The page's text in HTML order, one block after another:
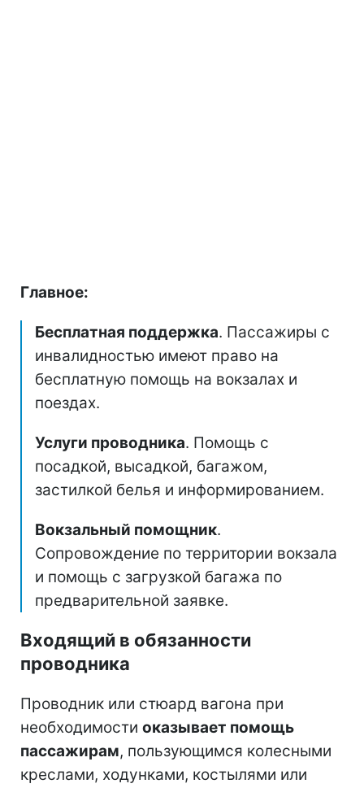
Главное:
Бесплатная поддержка. Пассажиры с
инвалидностью имеют право на
бесплатную помощь на вокзалах и
поездах.
Услуги проводника. Помощь с
посадкой, высадкой, багажом,
застилкой белья и информированием.
Вокзальный помощник.
Сопровождение по территории вокзала
и помощь с загрузкой багажа по
предварительной заявке.
Входящий в обязанности
проводника
Проводник или стюард вагона при
необходимости оказывает помощь
пассажирам, пользующимся колесными
креслами, ходунками, костылями или